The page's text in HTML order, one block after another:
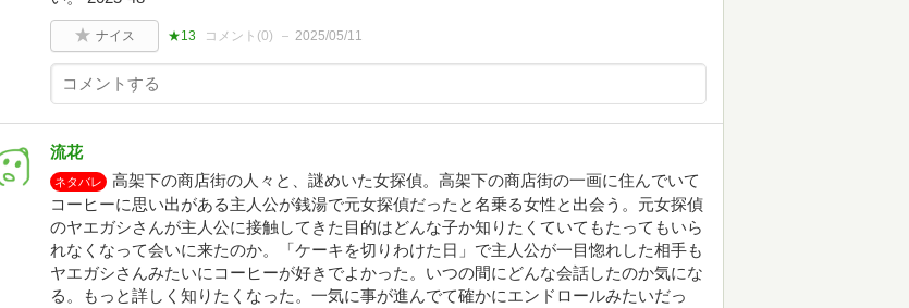
ナイス ★13 コメント(0) 2025/05/11
流花
ネタバレ
高架下の商店街の人々と、謎めいた女探偵。高架下の商店街の一画に住んでいて
コーヒーに思い出がある主人公が銭湯で元女探偵だったと名乗る女性と出会う。元女探偵
のヤエガシさんが主人公に接触してきた目的はどんな子か知りたくていてもたってもいら
れなくなって会いに来たのか。「ケーキを切りわけた日」で主人公が一目惚れした相手も
ヤエガシさんみたいにコーヒーが好きでよかった。いつの間にどんな会話したのか気にな
る。もっと詳しく知りたくなった。一気に事が進んでて確かにエンドロールみたいだっ